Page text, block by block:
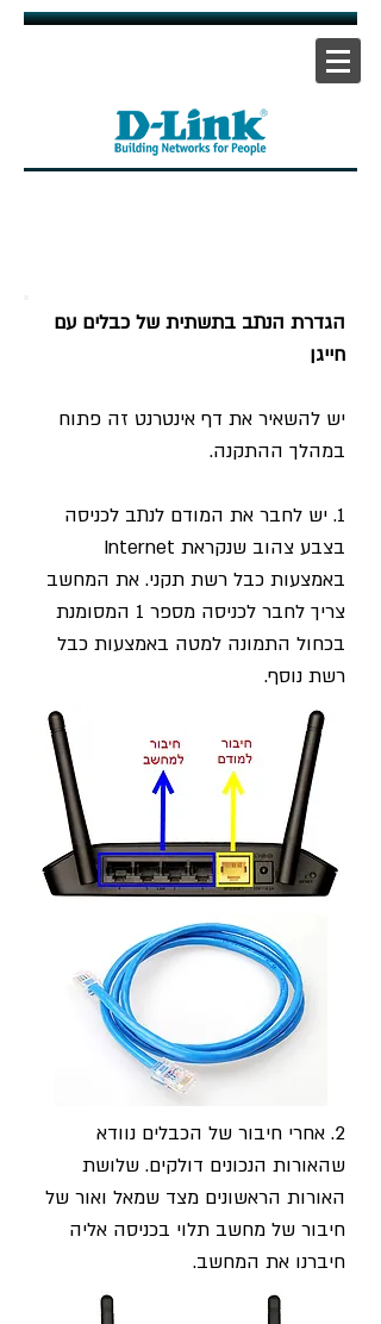
אתר ראשי
הגדרת הנתב בתשתית של כבלים עם
חייגן
יש להשאיר את דף אינטרנט זה פתוח
במהלך ההתקנה.
1. יש לחבר את המודם לנתב לכניסה
בצבע צהוב שנקראת Internet
באמצעות כבל רשת תקני. את המחשב
צריך לחבר לכניסה מספר 1 המסומנת
בכחול התמונה למטה באמצעות כבל
רשת נוסף.
2. אחרי חיבור של הכבלים נוודא
שהאורות הנכונים דולקים. שלושת
האורות הראשונים מצד שמאל ואור של
חיבור של מחשב תלוי בכניסה אליה
חיברנו את המחשב.